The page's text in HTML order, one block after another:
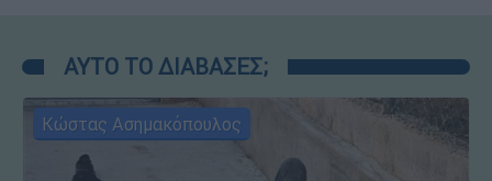
ΑΥΤΟ ΤΟ ΔΙΑΒΑΣΕΣ;
Κώστας Ασημακόπουλος